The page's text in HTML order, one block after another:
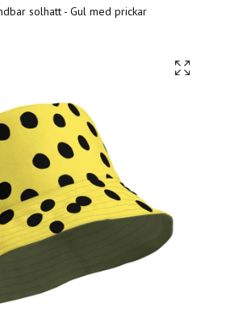
solhatt - Gul med prickar